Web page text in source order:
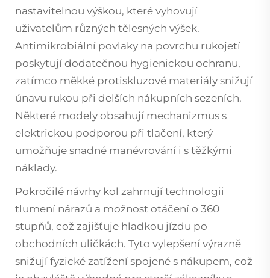
nastavitelnou výškou, které vyhovují
uživatelům různých tělesných výšek.
Antimikrobiální povlaky na povrchu rukojetí
poskytují dodatečnou hygienickou ochranu,
zatímco měkké protiskluzové materiály snižují
únavu rukou při delších nákupních sezeních.
Některé modely obsahují mechanizmus s
elektrickou podporou při tlačení, který
umožňuje snadné manévrování i s těžkými
náklady.
Pokročilé návrhy kol zahrnují technologii
tlumení nárazů a možnost otáčení o 360
stupňů, což zajišťuje hladkou jízdu po
obchodních uličkách. Tyto vylepšení výrazně
snižují fyzické zatížení spojené s nákupem, což